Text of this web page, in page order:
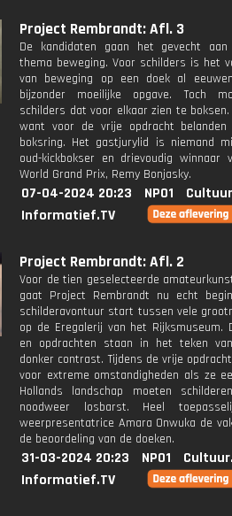
Project Rembrandt: Afl. 3
De kandidaten gaan het gevecht
thema beweging. Voor schilders is het
van beweging op een doek al
bijzonder moeilijke opgave. Toch
schilders dat voor elkaar zien te
want voor de vrije opdracht
boksring. Het gastjurylid is niemand
oud-kickbokser en drievoudig winnaar
World Grand Prix, Remy Bonjasky.
07-04-2024 20:23 NPO1
Informatief.TV
Project Rembrandt: Afl. 2
Voor de tien geselecteerde
gaat Project Rembrandt nu echt
schilderavontuur start tussen vele
op de Eregalerij van het Rijksmuseum.
en opdrachten staan in het teken
donker contrast. Tijdens de vrije
voor extreme omstandigheden als ze
Hollands landschap moeten
noodweer losbarst. Heel
weerpresentatrice Amara Onwuka de
de beoordeling van de doeken.
31-03-2024 20:23 NPO1
Informatief.TV